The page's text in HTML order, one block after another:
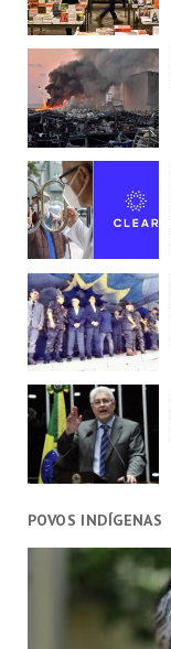
POVOS INDÍGENAS